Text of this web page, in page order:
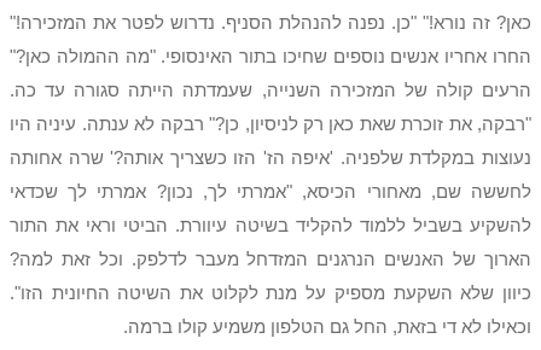
כאן? זה נורא!" "כן. נפנה להנהלת הסניף. נדרוש לפטר את המזכירה!"
החרו אחריו אנשים נוספים שחיכו בתור האינסופי. "מה ההמולה כאן?"
הרעים קולה של המזכירה השנייה, שעמדתה הייתה סגורה עד כה.
"רבקה, את זוכרת שאת כאן רק לניסיון, כן?" רבקה לא ענתה. עיניה היו
נעוצות במקלדת שלפניה. 'איפה הז' הזו כשצריך אותה?' שרה אחותה
לחששה שם, מאחורי הכיסא, "אמרתי לך, נכון? אמרתי לך שכדאי
להשקיע בשביל ללמוד להקליד בשיטה עיוורת. הביטי וראי את התור
הארוך של האנשים הנרגנים המזדחל מעבר לדלפק. וכל זאת למה?
כיוון שלא השקעת מספיק על מנת לקלוט את השיטה החיונית הזו".
וכאילו לא די בזאת, החל גם הטלפון משמיע קולו ברמה.